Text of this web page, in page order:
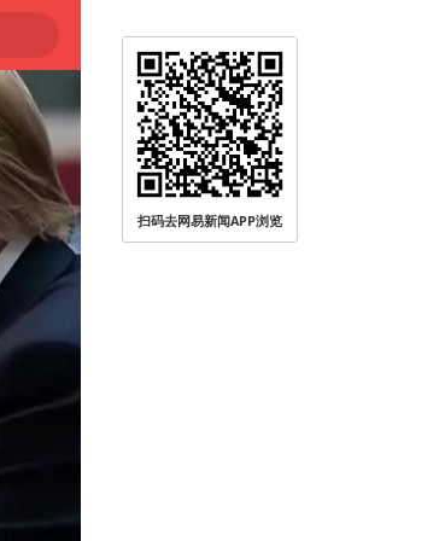
扫码去网易新闻APP浏览